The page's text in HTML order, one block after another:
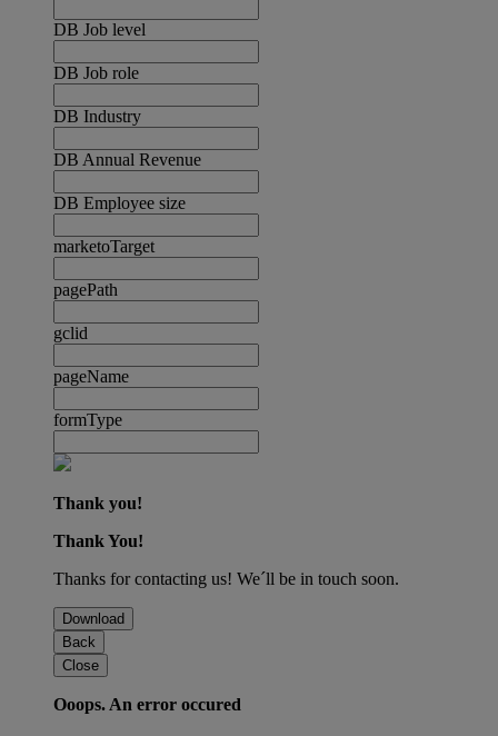
DB Job level
DB Job role
DB Industry
DB Annual Revenue
DB Employee size
marketoTarget
pagePath
gclid
pageName
formType
Thank you!
Thank You!
Thanks for contacting us! We´ll be in touch soon.
Download
Back
Close
Ooops. An error occured